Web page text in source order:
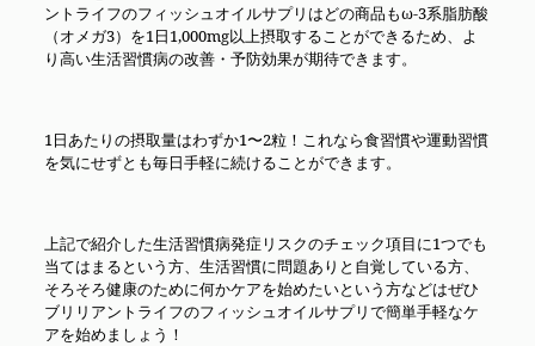
ントライフのフィッシュオイルサプリはどの商品もω-3系脂肪酸
（オメガ3）を1日1,000mg以上摂取することができるため、よ
り高い生活習慣病の改善・予防効果が期待できます。
1日あたりの摂取量はわずか1〜2粒！これなら食習慣や運動習慣
を気にせずとも毎日手軽に続けることができます。
上記で紹介した生活習慣病発症リスクのチェック項目に1つでも
当てはまるという方、生活習慣に問題ありと自覚している方、
そろそろ健康のために何かケアを始めたいという方などはぜひ
ブリリアントライフのフィッシュオイルサプリで簡単手軽なケ
アを始めましょう！